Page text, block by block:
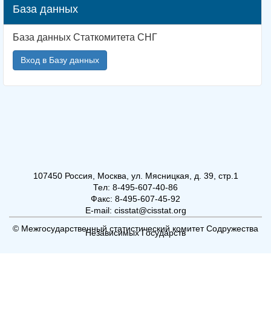
База данных
База данных Статкомитета СНГ
Вход в Базу данных
107450 Россия, Москва, ул. Мясницкая, д. 39, стр.1
Тел: 8-495-607-40-86
Факс: 8-495-607-45-92
E-mail: cisstat@cisstat.org
© Межгосударственный статистический комитет Содружества
Независимых Государств